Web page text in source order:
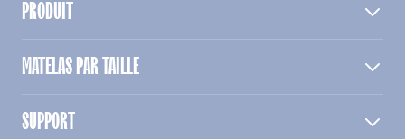
PRODUIT
MATELAS PAR TAILLE
SUPPORT